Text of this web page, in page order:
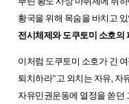
황국을 위해 목숨을 바치고
전시체제와 도쿠토미 소호의
이처럼 도쿠토미 소호가 긴
퇴치하라”고 외치는 자유, 자
자유민권운동에 열정을 쏟던